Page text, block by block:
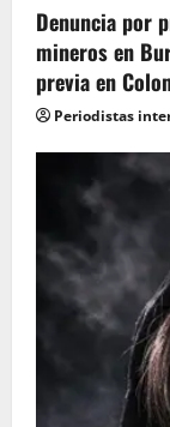
Denuncia por
mineros en
previa en
Periodistas